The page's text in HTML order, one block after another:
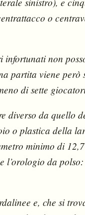
o
non
partita viene però
di sette
diverso da quello
o plastica della
minimo di
l’orologio da
e, che si